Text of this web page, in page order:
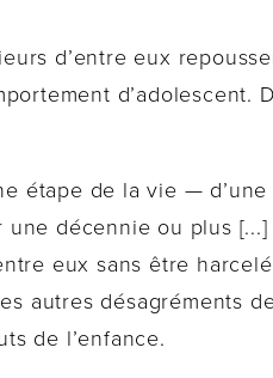
d’entre eux
d’adolescent.
étape de la vie —
décennie ou plus [...]
eux sans être
autres désagréments
de l’enfance.